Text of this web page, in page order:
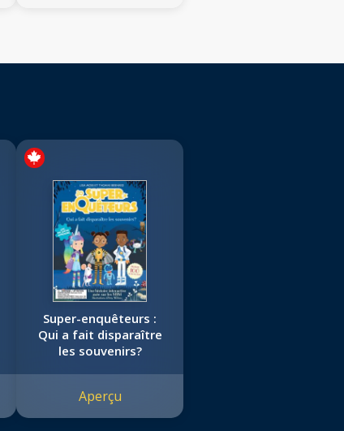
Super-enquêteurs :
Qui a fait disparaître
les souvenirs?
Aperçu